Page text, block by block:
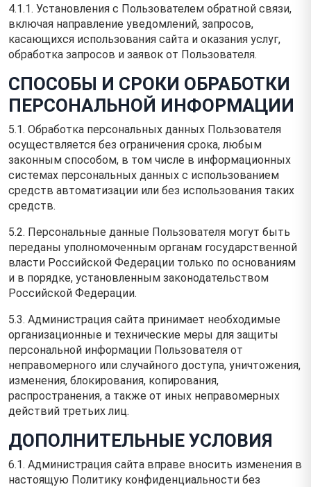
4.1.1. Установления с Пользователем обратной связи,
включая направление уведомлений, запросов,
касающихся использования сайта и оказания услуг,
обработка запросов и заявок от Пользователя.
СПОСОБЫ И СРОКИ ОБРАБОТКИ
ПЕРСОНАЛЬНОЙ ИНФОРМАЦИИ
5.1. Обработка персональных данных Пользователя
осуществляется без ограничения срока, любым
законным способом, в том числе в информационных
системах персональных данных с использованием
средств автоматизации или без использования таких
средств.
5.2. Персональные данные Пользователя могут быть
переданы уполномоченным органам государственной
власти Российской Федерации только по основаниям
и в порядке, установленным законодательством
Российской Федерации.
5.3. Администрация сайта принимает необходимые
организационные и технические меры для защиты
персональной информации Пользователя от
неправомерного или случайного доступа, уничтожения,
изменения, блокирования, копирования,
распространения, а также от иных неправомерных
действий третьих лиц.
ДОПОЛНИТЕЛЬНЫЕ УСЛОВИЯ
6.1. Администрация сайта вправе вносить изменения в
настоящую Политику конфиденциальности без